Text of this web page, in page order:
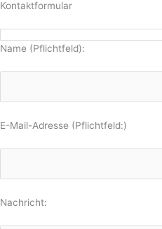
Kontaktformular
Name (Pflichtfeld):
E-Mail-Adresse (Pflichtfeld:)
Nachricht: